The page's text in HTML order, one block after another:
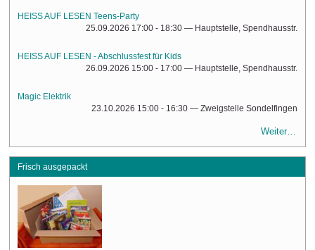
HEISS AUF LESEN Teens-Party
25.09.2026 17:00 - 18:30 — Hauptstelle, Spendhausstr.
HEISS AUF LESEN - Abschlussfest für Kids
26.09.2026 15:00 - 17:00 — Hauptstelle, Spendhausstr.
Magic Elektrik
23.10.2026 15:00 - 16:30 — Zweigstelle Sondelfingen
Weiter…
Frisch ausgepackt